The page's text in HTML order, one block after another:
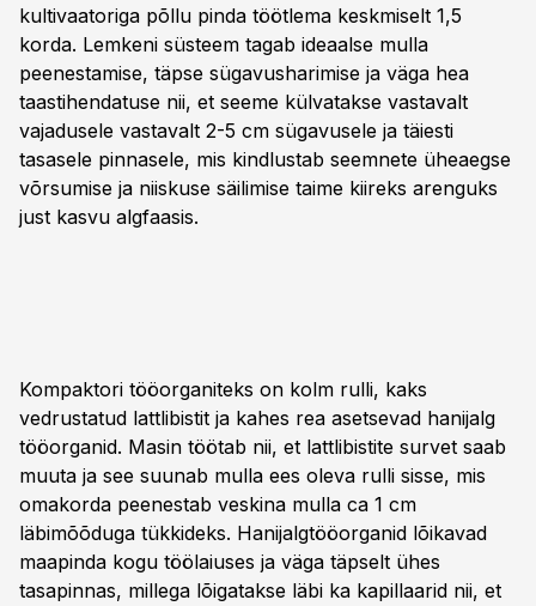
kultivaatoriga põllu pinda töötlema keskmiselt 1,5
korda. Lemkeni süsteem tagab ideaalse mulla
peenestamise, täpse sügavusharimise ja väga hea
taastihendatuse nii, et seeme külvatakse vastavalt
vajadusele vastavalt 2-5 cm sügavusele ja täiesti
tasasele pinnasele, mis kindlustab seemnete üheaegse
võrsumise ja niiskuse säilimise taime kiireks arenguks
just kasvu algfaasis.
Kompaktori tööorganiteks on kolm rulli, kaks
vedrustatud lattlibistit ja kahes rea asetsevad hanijalg
tööorganid. Masin töötab nii, et lattlibistite survet saab
muuta ja see suunab mulla ees oleva rulli sisse, mis
omakorda peenestab veskina mulla ca 1 cm
läbimõõduga tükkideks. Hanijalgtööorganid lõikavad
maapinda kogu töölaiuses ja väga täpselt ühes
tasapinnas, millega lõigatakse läbi ka kapillaarid nii, et